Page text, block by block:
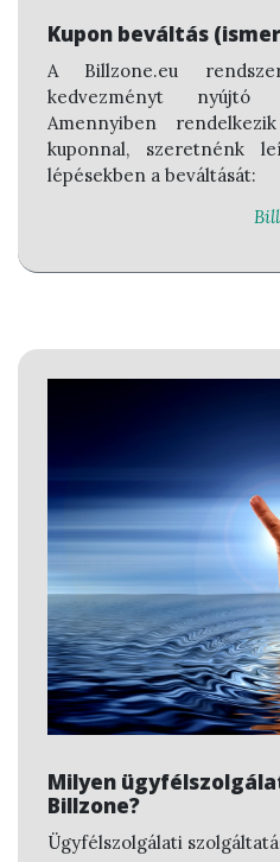
Kupon beváltás
A Billzone.eu
kedvezményt nyújtó
Amennyiben
kuponnal, szeretnénk
lépésekben a beváltását:
Milyen
Billzone?
Ügyfélszolgálati